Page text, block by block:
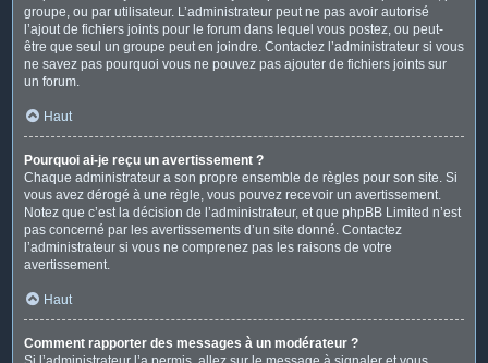
groupe, ou par utilisateur. L’administrateur peut ne pas avoir autorisé
l’ajout de fichiers joints pour le forum dans lequel vous postez, ou peut-
être que seul un groupe peut en joindre. Contactez l’administrateur si vous
ne savez pas pourquoi vous ne pouvez pas ajouter de fichiers joints sur
un forum.
Haut
Pourquoi ai-je reçu un avertissement ?
Chaque administrateur a son propre ensemble de règles pour son site. Si
vous avez dérogé à une règle, vous pouvez recevoir un avertissement.
Notez que c’est la décision de l’administrateur, et que phpBB Limited n’est
pas concerné par les avertissements d’un site donné. Contactez
l’administrateur si vous ne comprenez pas les raisons de votre
avertissement.
Haut
Comment rapporter des messages à un modérateur ?